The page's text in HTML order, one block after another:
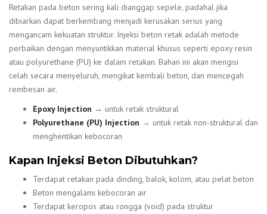
Retakan pada beton sering kali dianggap sepele, padahal jika
dibiarkan dapat berkembang menjadi kerusakan serius yang
mengancam kekuatan struktur. Injeksi beton retak adalah metode
perbaikan dengan menyuntikkan material khusus seperti epoxy resin
atau polyurethane (PU) ke dalam retakan. Bahan ini akan mengisi
celah secara menyeluruh, mengikat kembali beton, dan mencegah
rembesan air.
Epoxy Injection → untuk retak struktural
Polyurethane (PU) Injection → untuk retak non-struktural dan
menghentikan kebocoran
Kapan Injeksi Beton Dibutuhkan?
Terdapat retakan pada dinding, balok, kolom, atau pelat beton
Beton mengalami kebocoran air
Terdapat keropos atau rongga (void) pada struktur